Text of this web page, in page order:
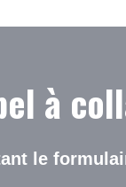
à
le